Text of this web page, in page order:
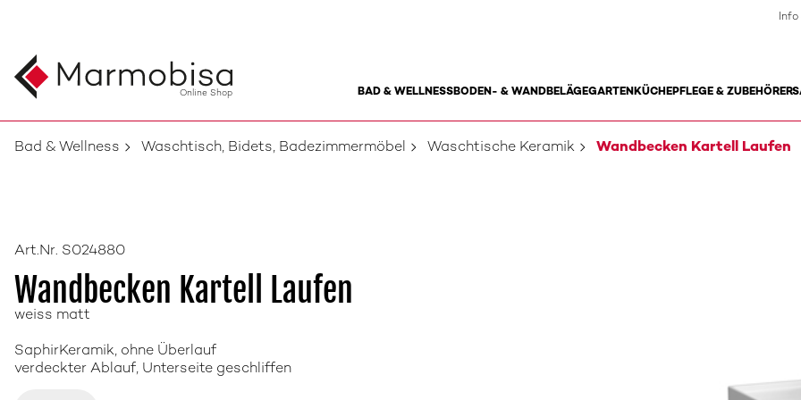
Online Shop BAD & WELLNESSBODEN- & WANDBELÄGEGARTENKÜCHEPFLEGE & ZUBEHÖR
Info
Bad & Wellness Waschtisch, Bidets, Badezimmermöbel Waschtische Keramik Wandbecken Kartell Laufen
Art.Nr. S024880
Wandbecken Kartell Laufen
weiss matt
SaphirKeramik, ohne Überlauf
verdeckter Ablauf, Unterseite geschliffen